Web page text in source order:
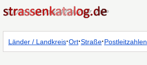
Länder / Landkreis·Ort·Straße·Postleitzahlen